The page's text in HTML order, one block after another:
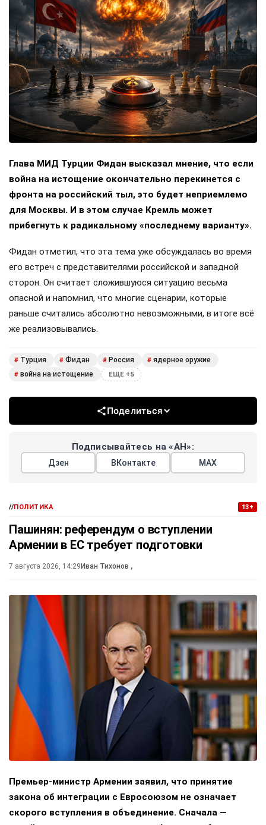
Глава МИД Турции Фидан высказал мнение, что если
война на истощение окончательно перекинется с
фронта на российский тыл, это будет неприемлемо
для Москвы. И в этом случае Кремль может
прибегнуть к радикальному «последнему варианту».
Фидан отметил, что эта тема уже обсуждалась во время
его встреч с представителями российской и западной
сторон. Он считает сложившуюся ситуацию весьма
опасной и напомнил, что многие сценарии, которые
раньше считались абсолютно невозможными, в итоге всё
же реализовывались.
# Турция # Фидан # Россия # ядерное оружие
# война на истощение ЕЩЕ +5
Поделиться
Подписывайтесь на «АН»:
Дзен ВКонтакте МАХ
//ПОЛИТИКА 13+
Пашинян: референдум о вступлении
Армении в ЕС требует подготовки
7 августа 2026, 14:29 Иван Тихонов ,
Премьер-министр Армении заявил, что принятие
закона об интеграции с Евросоюзом не означает
скорого вступления в объединение. Сначала —